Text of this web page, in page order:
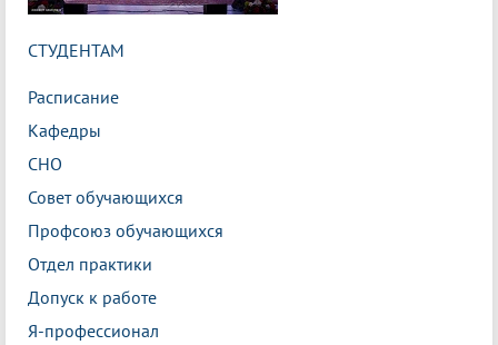
СТУДЕНТАМ
Расписание
Кафедры
СНО
Совет обучающихся
Профсоюз обучающихся
Отдел практики
Допуск к работе
Я-профессионал